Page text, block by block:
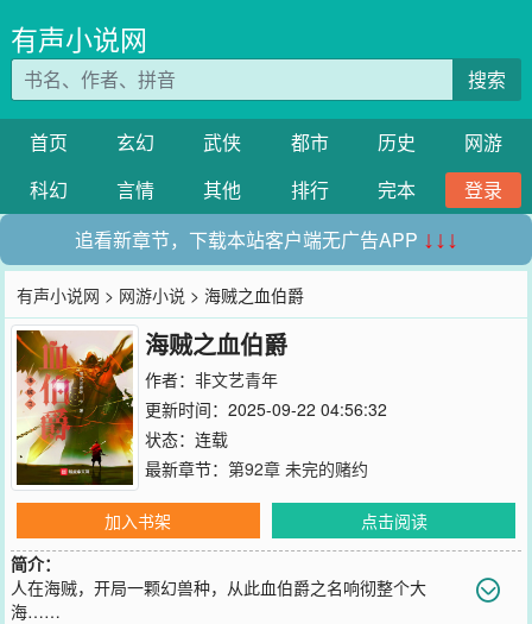
有声小说网
搜索
首页 玄幻 武侠 都市 历史
网游
科幻
言情 其他 排行 完本
登录
追看新章节，下载本站客户端无广告APP ↓↓↓
有声小说网 > 网游小说 > 海贼之血伯爵
海贼之血伯爵
作者： 非文艺青年
更新时间：2025-09-22 04:56:32
状态：连载
最新章节： 第92章 未完的赌约
加入书架
点击阅读
简介：
人在海贼，开局一颗幻兽种，从此血伯爵之名响彻整个大
海……